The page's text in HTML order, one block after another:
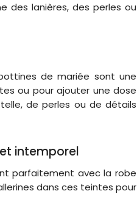
des lanières, des perles ou
de mariée sont une
ou pour ajouter une dose
de perles ou de détails
intemporel
parfaitement avec la robe
dans ces teintes pour